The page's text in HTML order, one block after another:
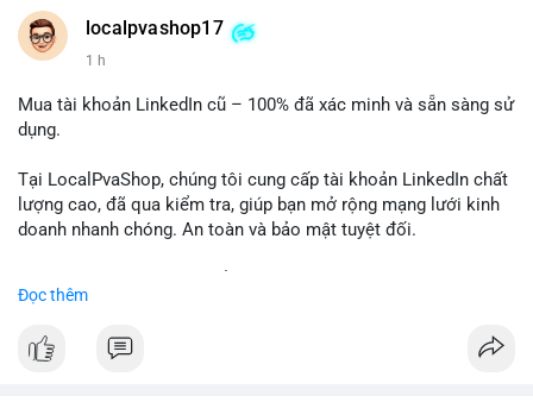
localpvashop17
1 h
Mua tài khoản LinkedIn cũ – 100% đã xác minh và sẵn sàng sử
dụng.
Tại LocalPvaShop, chúng tôi cung cấp tài khoản LinkedIn chất
lượng cao, đã qua kiểm tra, giúp bạn mở rộng mạng lưới kinh
doanh nhanh chóng. An toàn và bảo mật tuyệt đối.
✅ Phản hồi trong 24 giờ
Đọc thêm